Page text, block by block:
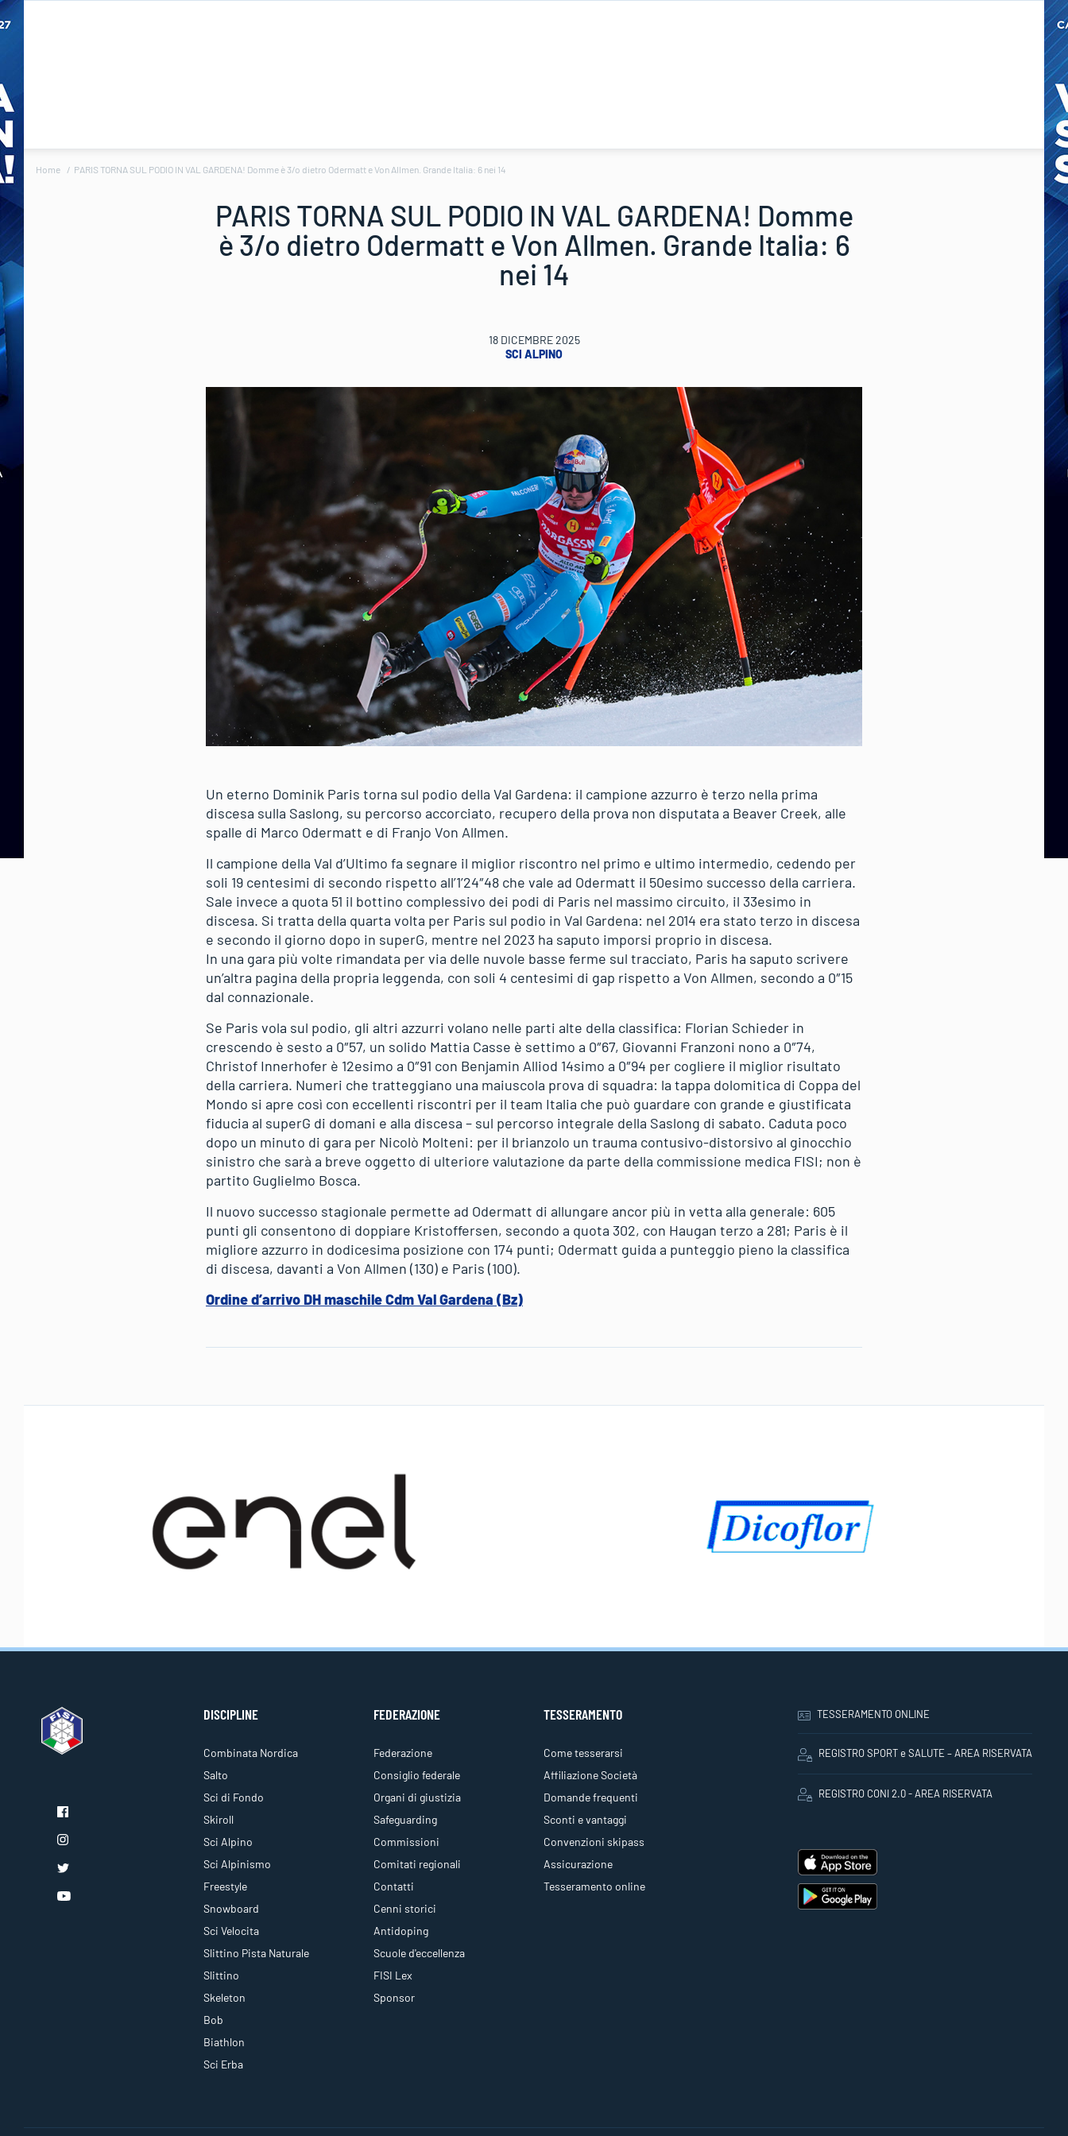
Home PARIS TORNA SUL PODIO IN VAL GARDENA! Domme è 3/o dietro Odermatt e Von Allmen. Grande Italia: 6 nei 14
PARIS TORNA SUL PODIO IN VAL GARDENA! Domme
è 3/o dietro Odermatt e Von Allmen. Grande Italia: 6
nei 14
18 DICEMBRE 2025
SCI ALPINO
Un eterno Dominik Paris torna sul podio della Val Gardena: il campione azzurro è terzo nella prima
discesa sulla Saslong, su percorso accorciato, recupero della prova non disputata a Beaver Creek, alle
spalle di Marco Odermatt e di Franjo Von Allmen.
Il campione della Val d’Ultimo fa segnare il miglior riscontro nel primo e ultimo intermedio, cedendo per
soli 19 centesimi di secondo rispetto all’1’24″48 che vale ad Odermatt il 50esimo successo della carriera.
Sale invece a quota 51 il bottino complessivo dei podi di Paris nel massimo circuito, il 33esimo in
discesa. Si tratta della quarta volta per Paris sul podio in Val Gardena: nel 2014 era stato terzo in discesa
e secondo il giorno dopo in superG, mentre nel 2023 ha saputo imporsi proprio in discesa.
In una gara più volte rimandata per via delle nuvole basse ferme sul tracciato, Paris ha saputo scrivere
un’altra pagina della propria leggenda, con soli 4 centesimi di gap rispetto a Von Allmen, secondo a 0″15
dal connazionale.
Se Paris vola sul podio, gli altri azzurri volano nelle parti alte della classifica: Florian Schieder in
crescendo è sesto a 0″57, un solido Mattia Casse è settimo a 0″67, Giovanni Franzoni nono a 0″74,
Christof Innerhofer è 12esimo a 0″91 con Benjamin Alliod 14simo a 0″94 per cogliere il miglior risultato
della carriera. Numeri che tratteggiano una maiuscola prova di squadra: la tappa dolomitica di Coppa del
Mondo si apre così con eccellenti riscontri per il team Italia che può guardare con grande e giustificata
fiducia al superG di domani e alla discesa – sul percorso integrale della Saslong di sabato. Caduta poco
dopo un minuto di gara per Nicolò Molteni: per il brianzolo un trauma contusivo-distorsivo al ginocchio
sinistro che sarà a breve oggetto di ulteriore valutazione da parte della commissione medica FISI; non è
partito Guglielmo Bosca.
Il nuovo successo stagionale permette ad Odermatt di allungare ancor più in vetta alla generale: 605
punti gli consentono di doppiare Kristoffersen, secondo a quota 302, con Haugan terzo a 281; Paris è il
migliore azzurro in dodicesima posizione con 174 punti; Odermatt guida a punteggio pieno la classifica
di discesa, davanti a Von Allmen (130) e Paris (100).
Ordine d’arrivo DH maschile Cdm Val Gardena (Bz)
DISCIPLINE
Combinata Nordica
Salto
Sci di Fondo
Skiroll
Sci Alpino
Sci Alpinismo
Freestyle
Snowboard
Sci Velocita
Slittino Pista Naturale
Slittino
Skeleton
Bob
Biathlon
Sci Erba
FEDERAZIONE
Federazione
Consiglio federale
Organi di giustizia
Safeguarding
Commissioni
Comitati regionali
Contatti
Cenni storici
Antidoping
Scuole d'eccellenza
FISI Lex
Sponsor
TESSERAMENTO
Come tesserarsi
Affiliazione Società
Domande frequenti
Sconti e vantaggi
Convenzioni skipass
Assicurazione
Tesseramento online
TESSERAMENTO ONLINE
REGISTRO SPORT e SALUTE – AREA RISERVATA
REGISTRO CONI 2.0 - AREA RISERVATA